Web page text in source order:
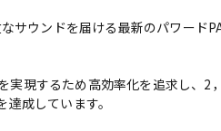
サウンドを届ける最新のパワード
現するため高効率化を追求し、2，
成しています。